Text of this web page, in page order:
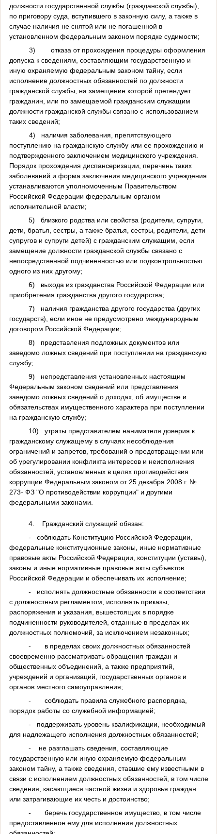
должности государственной службы (гражданской службы),
по приговору суда, вступившего в законную силу, а также в
случае наличия не снятой или не погашенной в
установленном федеральным законом порядке судимости;
3)
отказа от прохождения процедуры оформления
допуска к сведениям, составляющим государственную и
иную охраняемую федеральным законом тайну, если
исполнение должностных обязанностей по должности
гражданской службы, на замещение которой претендует
гражданин, или по замещаемой гражданским служащим
должности гражданской службы связано с использованием
таких сведений;
4)
наличия заболевания, препятствующего
поступлению на гражданскую службу или ее прохождению и
подтвержденного заключением медицинского учреждения.
Порядок прохождения диспансеризации, перечень таких
заболеваний и форма заключения медицинского учреждения
устанавливаются уполномоченным Правительством
Российской Федерации федеральным органом
исполнительной власти;
5)
близкого родства или свойства (родители, супруги,
дети, братья, сестры, а также братья, сестры, родители, дети
супругов и супруги детей) с гражданским служащим, если
замещение должности гражданской службы связано с
непосредственной подчиненностью или подконтрольностью
одного из них другому;
6)
выхода из гражданства Российской Федерации или
приобретения гражданства другого государства;
7)
наличия гражданства другого государства (других
государств), если иное не предусмотрено международным
договором Российской Федерации;
8)
представления подложных документов или
заведомо ложных сведений при поступлении на гражданскую
службу;
9)
непредставления установленных настоящим
Федеральным законом сведений или представления
заведомо ложных сведений о доходах, об имуществе и
обязательствах имущественного характера при поступлении
на гражданскую службу;
10)
утраты представителем нанимателя доверия к
гражданскому служащему в случаях несоблюдения
ограничений и запретов, требований о предотвращении или
об урегулировании конфликта интересов и неисполнения
обязанностей, установленных в целях противодействия
коррупции Федеральным законом от 25 декабря 2008 г. №
273- ФЗ "О противодействии коррупции" и другими
федеральными законами.
4.
Гражданский служащий обязан:
-
соблюдать Конституцию Российской Федерации,
федеральные конституционные законы, иные нормативные
правовые акты Российской Федерации, конституции (уставы),
законы и иные нормативные правовые акты субъектов
Российской Федерации и обеспечивать их исполнение;
-
исполнять должностные обязанности в соответствии
с должностным регламентом, исполнять приказы,
распоряжения и указания, вышестоящих в порядке
подчиненности руководителей, отданные в пределах их
должностных полномочий, за исключением незаконных;
-
в пределах своих должностных обязанностей
своевременно рассматривать обращения граждан и
общественных объединений, а также предприятий,
учреждений и организаций, государственных органов и
органов местного самоуправления;
-
соблюдать правила служебного распорядка,
порядок работы со служебной информацией;
-
поддерживать уровень квалификации, необходимый
для надлежащего исполнения должностных обязанностей;
-
не разглашать сведения, составляющие
государственную или иную охраняемую федеральным
законом тайну, а также сведения, ставшие ему известными в
связи с исполнением должностных обязанностей, в том числе
сведения, касающиеся частной жизни и здоровья граждан
или затрагивающие их честь и достоинство;
-
беречь государственное имущество, в том числе
предоставленное ему для исполнения должностных